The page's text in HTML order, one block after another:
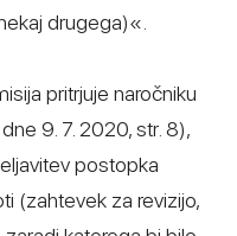
drugega)«.
pritrjuje naročniku
9. 7. 2020, str. 8),
postopka
(zahtevek za revizijo,